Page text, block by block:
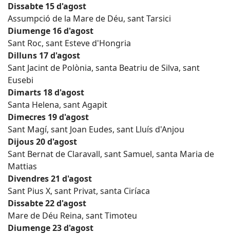
Dissabte 15 d'agost
Assumpció de la Mare de Déu, sant Tarsici
Diumenge 16 d'agost
Sant Roc, sant Esteve d'Hongria
Dilluns 17 d'agost
Sant Jacint de Polònia, santa Beatriu de Silva, sant
Eusebi
Dimarts 18 d'agost
Santa Helena, sant Agapit
Dimecres 19 d'agost
Sant Magí, sant Joan Eudes, sant Lluís d'Anjou
Dijous 20 d'agost
Sant Bernat de Claravall, sant Samuel, santa Maria de
Mattias
Divendres 21 d'agost
Sant Pius X, sant Privat, santa Ciríaca
Dissabte 22 d'agost
Mare de Déu Reina, sant Timoteu
Diumenge 23 d'agost